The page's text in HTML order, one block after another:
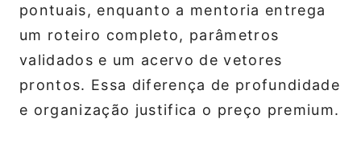
pontuais, enquanto a mentoria entrega
um roteiro completo, parâmetros
validados e um acervo de vetores
prontos. Essa diferença de profundidade
e organização justifica o preço premium.